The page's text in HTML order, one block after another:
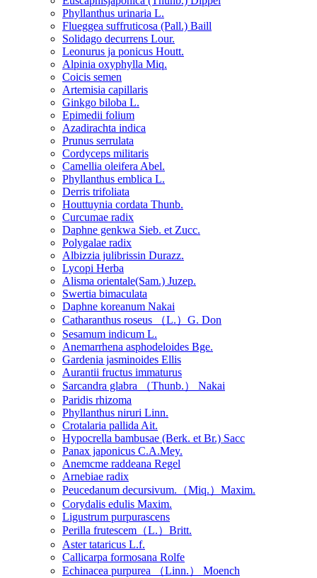
Phyllanthus urinaria L.
Flueggea suffruticosa (Pall.) Baill
Solidago decurrens Lour.
Leonurus ja ponicus Houtt.
Alpinia oxyphylla Miq.
Coicis semen
Artemisia capillaris
Ginkgo biloba L.
Epimedii folium
Azadirachta indica
Prunus serrulata
Cordyceps militaris
Camellia oleifera Abel.
Phyllanthus emblica L.
Derris trifoliata
Houttuynia cordata Thunb.
Curcumae radix
Daphne genkwa Sieb. et Zucc.
Polygalae radix
Albizzia julibrissin Durazz.
Lycopi Herba
Alisma orientale(Sam.) Juzep.
Swertia bimaculata
Daphne koreanum Nakai
Catharanthus roseus （L.）G. Don
Sesamum indicum L.
Anemarrhena asphodeloides Bge.
Gardenia jasminoides Ellis
Aurantii fructus immaturus
Sarcandra glabra （Thunb.） Nakai
Paridis rhizoma
Phyllanthus niruri Linn.
Crotalaria pallida Ait.
Hypocrella bambusae (Berk. et Br.) Sacc
Panax japonicus C.A.Mey.
Anemcme raddeana Regel
Arnebiae radix
Peucedanum decursivum.（Miq.）Maxim.
Corydalis edulis Maxim.
Ligustrum purpurascens
Perilla frutescem（L.）Britt.
Aster tataricus L.f.
Callicarpa formosana Rolfe
Echinacea purpurea （Linn.） Moench